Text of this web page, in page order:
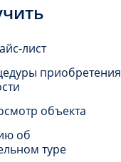
лист
приобретения
объекта
об
туре